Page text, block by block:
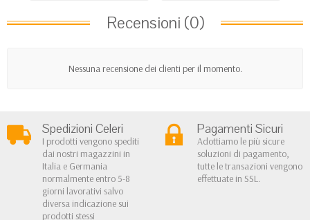
Recensioni (0)
Nessuna recensione dei clienti per il momento.
Spedizioni Celeri
I prodotti vengono spediti
dai nostri magazzini in
Italia e Germania
normalmente entro 5-8
giorni lavorativi salvo
diversa indicazione sui
prodotti stessi
Pagamenti Sicuri
Adottiamo le più sicure
soluzioni di pagamento,
tutte le transazioni vengono
effettuate in SSL.